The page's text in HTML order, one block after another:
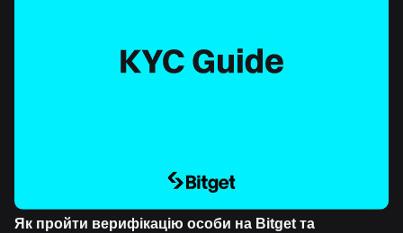
Як пройти верифікацію особи на Bitget та